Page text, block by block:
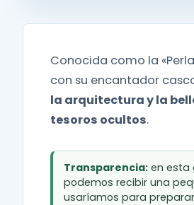
Conocida como la
con su encantador
la arquitectura y la
tesoros ocultos.
Transparencia: en esta
podemos recibir una
usaríamos para